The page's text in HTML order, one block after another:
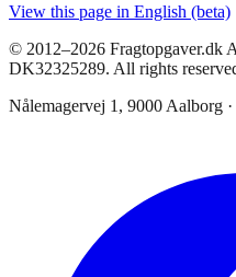
View this page in English (beta)
© 2012–2026 Fragtopgaver.dk
DK32325289. All rights
Nålemagervej 1, 9000 Aalborg ·